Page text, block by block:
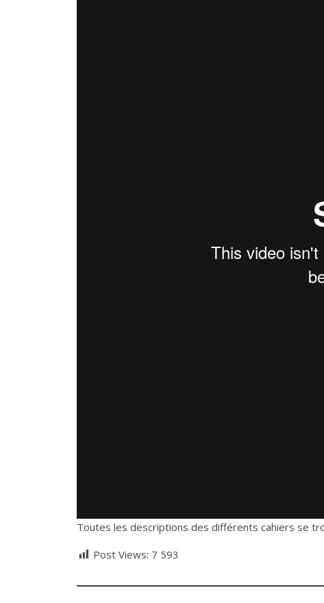
Toutes les descriptions des différents cahiers se
Post Views: 7 593